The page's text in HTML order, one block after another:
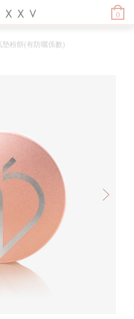
0
墊粉餅(有防曬係數)